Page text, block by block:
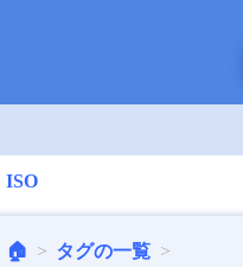
ISO
🏠 タグの一覧